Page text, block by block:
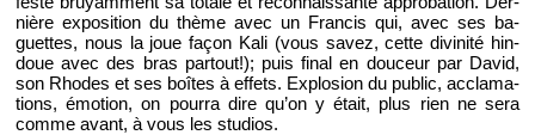
nière ex­po­si­tion du thème avec un Fran­cis qui, avec ses ba­
guettes, nous la joue façon Kali (vous savez, cette di­vi­nité hin­
doue avec des bras par­tout!); puis final en dou­ceur par David,
son Rhodes et ses boîtes à ef­fets. Ex­plo­sion du pu­blic, ac­cla­ma­
tions, émo­tion, on pourra dire qu’on y était, plus rien ne sera
comme avant, à vous les stu­dios.